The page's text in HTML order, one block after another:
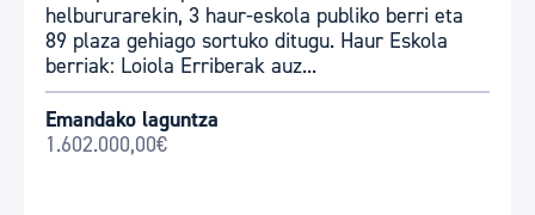
helbururarekin, 3 haur-eskola publiko berri eta
89 plaza gehiago sortuko ditugu. Haur Eskola
berriak: Loiola Erriberak auz...
Emandako laguntza
1.602.000,00€